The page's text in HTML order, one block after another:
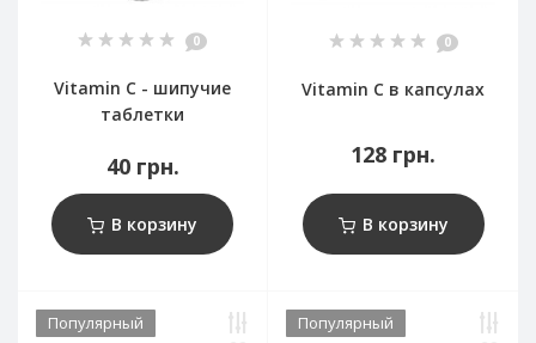
0
Vitamin C - шипучие
таблетки
40 грн.
В корзину
0
Vitamin C в капсулах
128 грн.
В корзину
Популярный
Популярный